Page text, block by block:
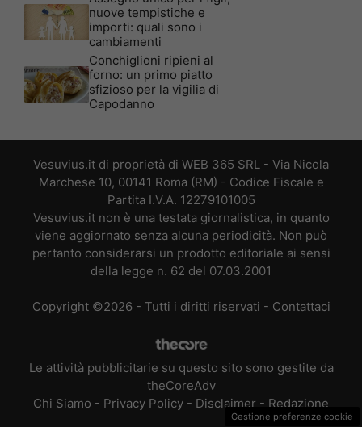
nuove tempistiche e
importi: quali sono i
cambiamenti
Conchiglioni ripieni al
forno: un primo piatto
sfizioso per la vigilia di
Capodanno
Vesuvius.it di proprietà di WEB 365 SRL - Via Nicola
Marchese 10, 00141 Roma (RM) - Codice Fiscale e
Partita I.V.A. 12279101005
Vesuvius.it non è una testata giornalistica, in quanto
viene aggiornato senza alcuna periodicità. Non può
pertanto considerarsi un prodotto editoriale ai sensi
della legge n. 62 del 07.03.2001
Copyright ©2026 - Tutti i diritti riservati - Contattaci
Le attività pubblicitarie su questo sito sono gestite da
theCoreAdv
Chi Siamo - Privacy Policy - Disclaimer - Redazione
Gestione preferenze cookie